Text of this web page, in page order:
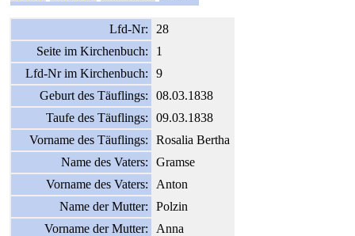
Lfd-Nr:
28
Seite im Kirchenbuch:
1
Lfd-Nr im Kirchenbuch:
9
Geburt des Täuflings:
08.03.1838
Taufe des Täuflings:
09.03.1838
Vorname des Täuflings:
Rosalia Bertha
Name des Vaters:
Gramse
Vorname des Vaters:
Anton
Name der Mutter:
Polzin
Vorname der Mutter:
Anna